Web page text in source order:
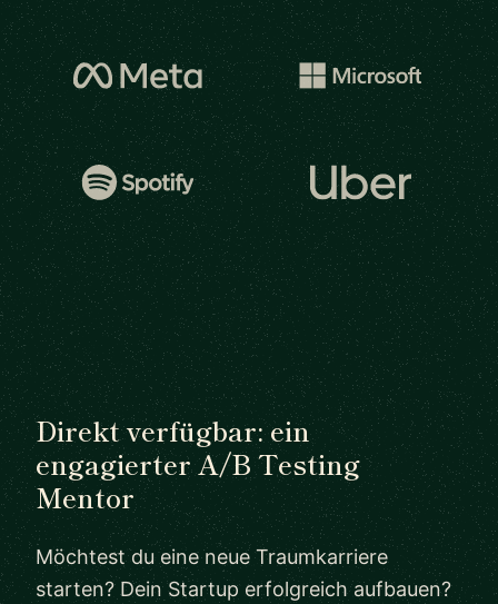
Direkt verfügbar: ein
engagierter A/B Testing
Mentor
Möchtest du eine neue Traumkarriere
starten? Dein Startup erfolgreich aufbauen?